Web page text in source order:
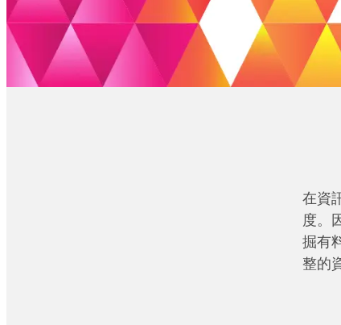
在資
度。
掘有
整的